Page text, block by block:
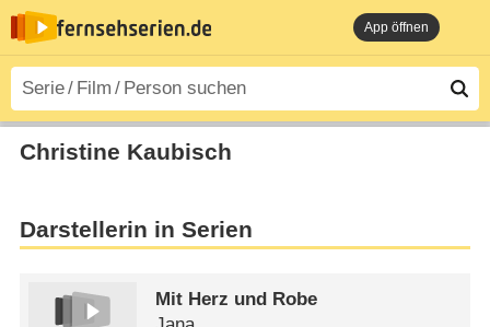
App öffnen
Christine Kaubisch
Darstellerin in Serien
Mit Herz und Robe